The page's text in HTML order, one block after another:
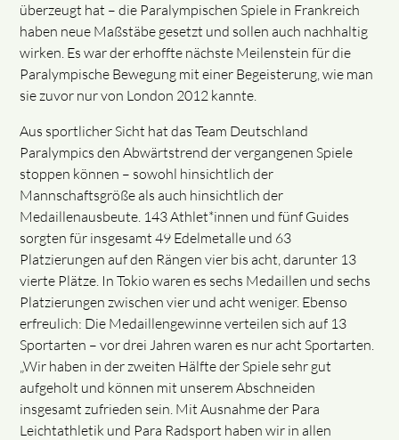
überzeugt hat – die Paralympischen Spiele in Frankreich
haben neue Maßstäbe gesetzt und sollen auch nachhaltig
wirken. Es war der erhoffte nächste Meilenstein für die
Paralympische Bewegung mit einer Begeisterung, wie man
sie zuvor nur von London 2012 kannte.
Aus sportlicher Sicht hat das Team Deutschland
Paralympics den Abwärtstrend der vergangenen Spiele
stoppen können – sowohl hinsichtlich der
Mannschaftsgröße als auch hinsichtlich der
Medaillenausbeute. 143 Athlet*innen und fünf Guides
sorgten für insgesamt 49 Edelmetalle und 63
Platzierungen auf den Rängen vier bis acht, darunter 13
vierte Plätze. In Tokio waren es sechs Medaillen und sechs
Platzierungen zwischen vier und acht weniger. Ebenso
erfreulich: Die Medaillengewinne verteilen sich auf 13
Sportarten – vor drei Jahren waren es nur acht Sportarten.
„Wir haben in der zweiten Hälfte der Spiele sehr gut
aufgeholt und können mit unserem Abschneiden
insgesamt zufrieden sein. Mit Ausnahme der Para
Leichtathletik und Para Radsport haben wir in allen